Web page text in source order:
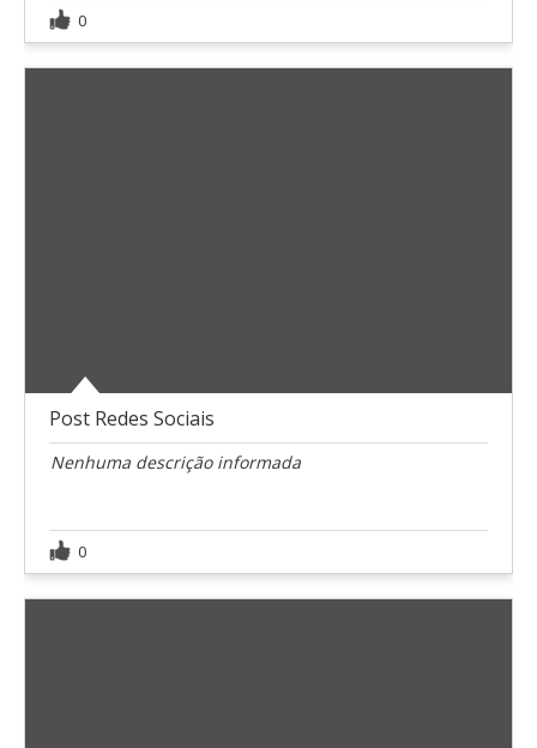
0
Post Redes Sociais
Nenhuma descrição informada
0